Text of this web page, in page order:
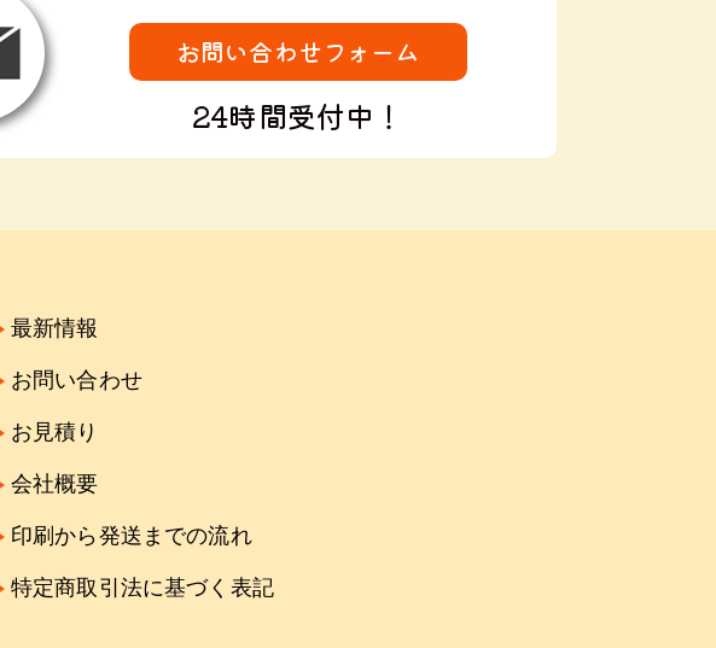
お問い合わせフォーム
24時間受付中！
最新情報
お問い合わせ
お見積り
会社概要
印刷から発送までの流れ
特定商取引法に基づく表記